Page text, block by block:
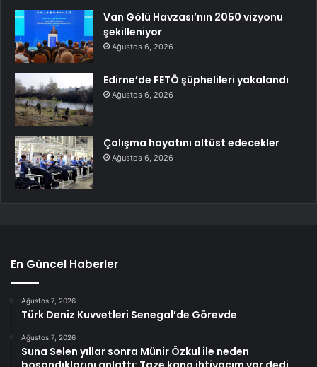
Van Gölü Havzası’nın 2050 vizyonu
şekilleniyor
Ağustos 6, 2026
Edirne’de FETÖ şüphelileri yakalandı
Ağustos 6, 2026
Çalışma hayatını altüst edecekler
Ağustos 6, 2026
En Güncel Haberler
Ağustos 7, 2026
Türk Deniz Kuvvetleri Senegal’de Görevde
Ağustos 7, 2026
Suna Selen yıllar sonra Münir Özkul ile neden